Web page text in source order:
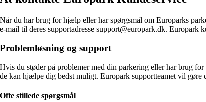
Når du har brug for hjælp eller har spørgsmål om Europarks
e-mail til deres supportadresse support@europark.dk.
Problemløsning og support
Hvis du støder på problemer med din parkering eller har brug
de kan hjælpe dig bedst muligt. Europark supportteamet vil gøre
Ofte stillede spørgsmål